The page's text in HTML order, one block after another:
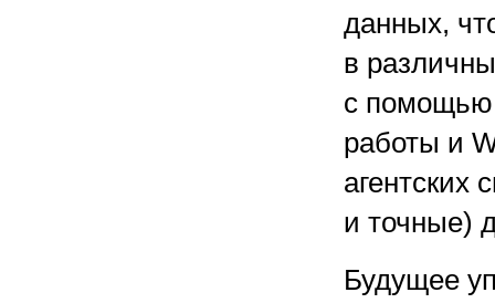
данных,
в
с помощью
работы и
агентских
и точные)
Будущее